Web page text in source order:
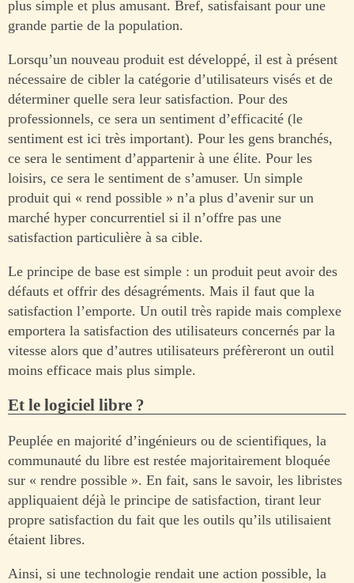
plus simple et plus amusant. Bref, satisfaisant pour une
grande partie de la population.
Lorsqu’un nouveau produit est développé, il est à présent
nécessaire de cibler la catégorie d’utilisateurs visés et de
déterminer quelle sera leur satisfaction. Pour des
professionnels, ce sera un sentiment d’efficacité (le
sentiment est ici très important). Pour les gens branchés,
ce sera le sentiment d’appartenir à une élite. Pour les
loisirs, ce sera le sentiment de s’amuser. Un simple
produit qui « rend possible » n’a plus d’avenir sur un
marché hyper concurrentiel si il n’offre pas une
satisfaction particulière à sa cible.
Le principe de base est simple : un produit peut avoir des
défauts et offrir des désagréments. Mais il faut que la
satisfaction l’emporte. Un outil très rapide mais complexe
emportera la satisfaction des utilisateurs concernés par la
vitesse alors que d’autres utilisateurs préfèreront un outil
moins efficace mais plus simple.
Et le logiciel libre ?
Peuplée en majorité d’ingénieurs ou de scientifiques, la
communauté du libre est restée majoritairement bloquée
sur « rendre possible ». En fait, sans le savoir, les libristes
appliquaient déjà le principe de satisfaction, tirant leur
propre satisfaction du fait que les outils qu’ils utilisaient
étaient libres.
Ainsi, si une technologie rendait une action possible, la